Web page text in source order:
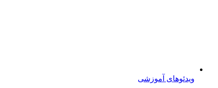
ویدئوهای آموزشی